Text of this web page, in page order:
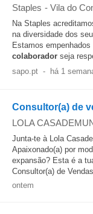
Staples - Vila do
Na Staples
na diversidade dos
Estamos
colaborador seja
sapo.pt - há 1
Consultor(a) de
LOLA
Junta-te à Lola
Apaixonado(a) por
expansão? Esta é a
Consultor(a) de
ontem